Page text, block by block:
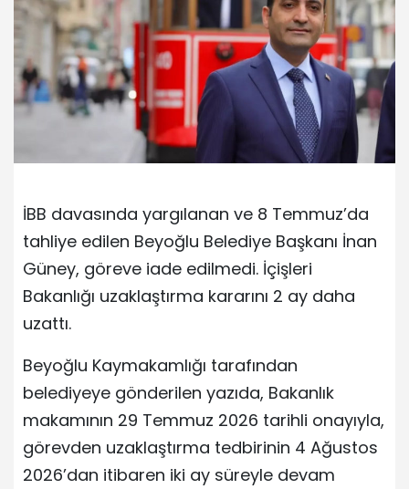
İBB davasında yargılanan ve 8 Temmuz’da
tahliye edilen Beyoğlu Belediye Başkanı İnan
Güney, göreve iade edilmedi. İçişleri
Bakanlığı uzaklaştırma kararını 2 ay daha
uzattı.
Beyoğlu Kaymakamlığı tarafından
belediyeye gönderilen yazıda, Bakanlık
makamının 29 Temmuz 2026 tarihli onayıyla,
görevden uzaklaştırma tedbirinin 4 Ağustos
2026’dan itibaren iki ay süreyle devam